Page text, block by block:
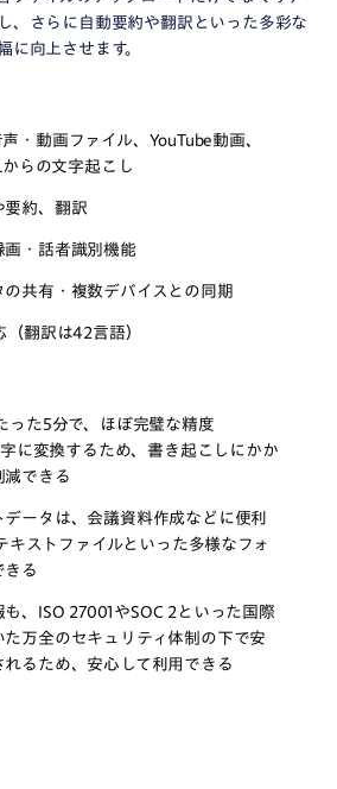
、さらに自動要約や翻訳といった多彩な
に向上させます。
・動画ファイル、YouTube動画、
らの文字起こし
要約、翻訳
画・話者識別機能
共有・複数デバイスとの同期
翻訳は42言語）
った5分で、ほぼ完璧な精度
に変換するため、書き起こしにかか
減できる
ータは、会議資料作成などに便利
キストファイルといった多様なフォ
きる
、ISO 27001やSOC 2といった国際
万全のセキュリティ体制の下で安
るため、安心して利用できる